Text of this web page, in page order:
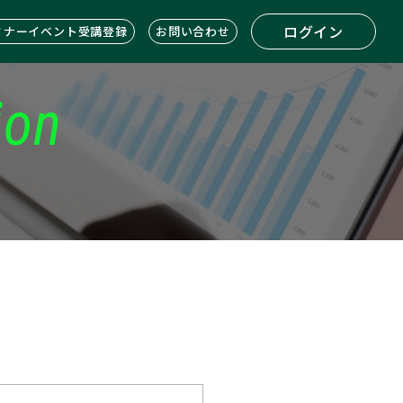
ナーイベント受講登録 お問い合わせ ログイン